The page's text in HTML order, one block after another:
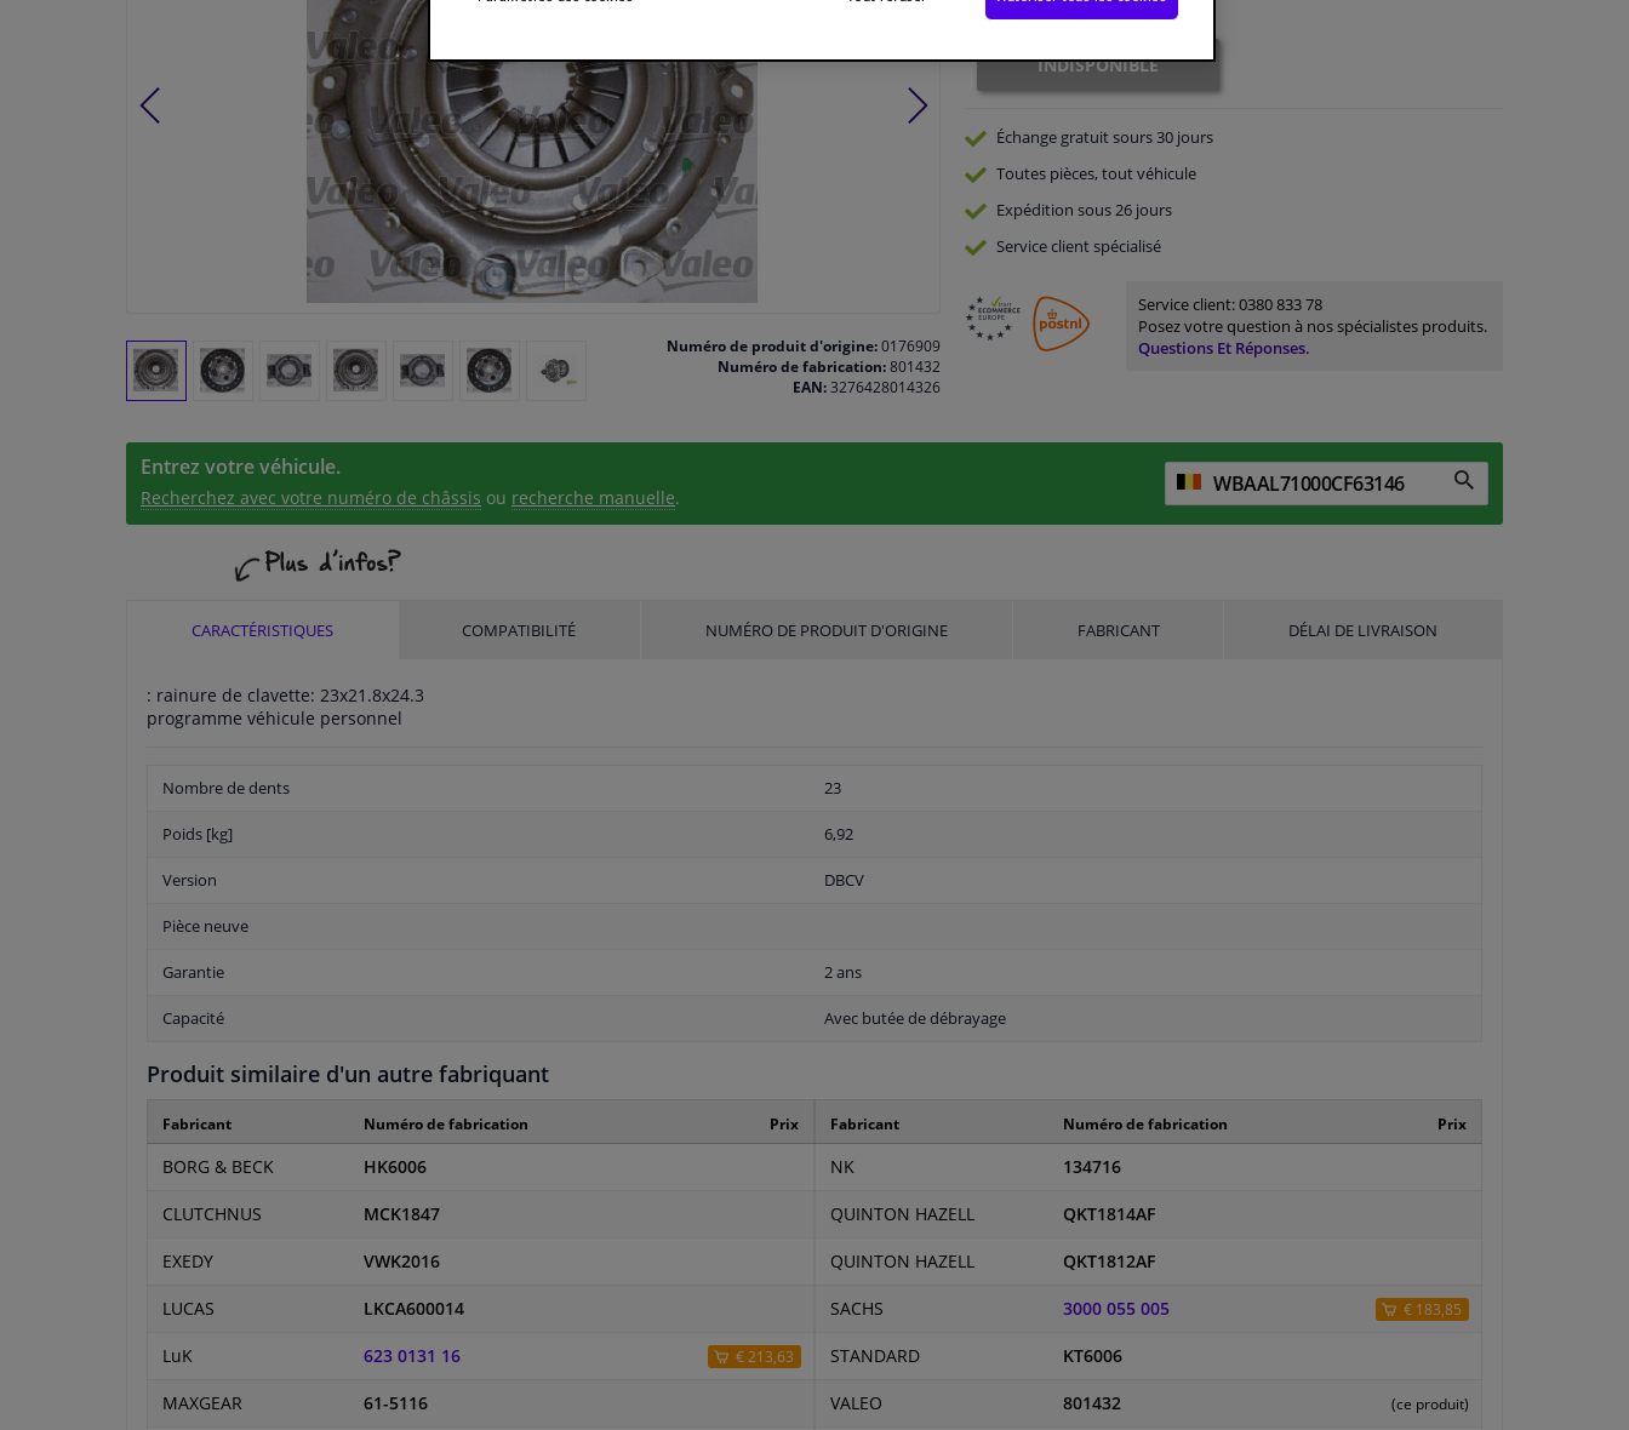
Numéro de produit d'origine:0176909
Numéro de fabrication:801432
EAN:3276428014326
INDISPONIBLE
Échange gratuitsours 30 jours
Toutes pièces, tout véhicule
Expédition sous 26 jours
Serviceclient spécialisé
Service client:0380 833 78
Posez votre question à nos spécialistes produits.
Questions Et Réponses.
Entrez votre véhicule.
Recherchez avec votre numéro de châssis ou recherche manuelle.
CARACTÉRISTIQUES COMPATIBILITÉ NUMÉRO DE PRODUIT D'ORIGINE FABRICANT DÉLAI DE LIVRAISON
: rainure de clavette: 23x21.8x24.3
programme véhicule personnel
Nombre de dents 23
Poids [kg] 6,92
Version DBCV
Pièce neuve
Garantie 2 ans
Capacité Avec butée de débrayage
Produit similaire d'un autre fabriquant
Fabricant Numéro de fabrication Prix
BORG & BECK HK6006
CLUTCHNUS MCK1847
EXEDY VWK2016
LUCAS LKCA600014
LuK 623 0131 16 € 213,63
MAXGEAR 61-5116
Fabricant Numéro de fabrication Prix
NK 134716
QUINTON HAZELL QKT1814AF
QUINTON HAZELL QKT1812AF
SACHS 3000 055 005 € 183,85
STANDARD KT6006
VALEO 801432 (ce produit)